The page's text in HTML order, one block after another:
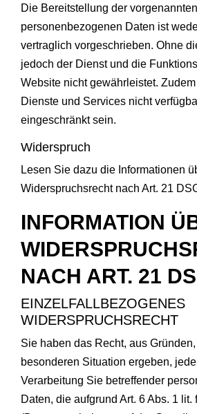
Die Bereitstellung der vorgenannten
personenbezogenen Daten ist
vertraglich vorgeschrieben. Ohne
jedoch der Dienst und die
Website nicht gewährleistet.
Dienste und Services nicht
eingeschränkt sein.
Widerspruch
Lesen Sie dazu die Informationen
Widerspruchsrecht nach Art. 21
INFORMATION
NACH ART. 21
EINZELFALLBEZOGENES
WIDERSPRUCHSRECHT
Sie haben das Recht, aus
besonderen Situation ergeben,
Verarbeitung Sie betreffender
Daten, die aufgrund Art. 6 Abs. 1 lit.